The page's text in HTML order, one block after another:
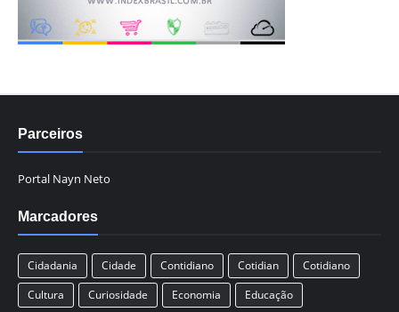
Parceiros
Portal Nayn Neto
Marcadores
Cidadania Cidade Contidiano Cotidian
Cotidiano
Cultura
Curiosidade Economia Educação